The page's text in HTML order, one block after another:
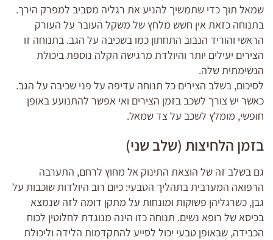
שמאל תוך כדי שתמשיך להניע את רגליה מסביב למפרק הירך.
בתנוחה כזאת אין חשש מלחץ של משקל העובר על העורק
הראשי והוריד הנבוב התחתון כמו בשכיבה על הגב. בתנוחה זו
הצירים יעילים יותר והיולדת מרגישה הקלה נוספת ביכולת
הנשימתית שלה.
לסיכום, בשלב הצירים כל תנוחה עדיפה על פני שכיבה על הגב.
כאשר יש צורך לשכב בזמן הצירים ואי אפשר להתנועע באופן
חופשי, מומלץ לשכב על צד שמאל.
בזמן הלחיצות (שלב שני)
גם בשלב זה של הוצאת התינוק אל מחוץ לרחם, התערבה
הרפואה המערבית בתהליך הטבעי: כיום רוב היולדות שוכבות על
גבן, כשרגליהן פשוקות ומונחות על מתקן דומה לזה שנמצא
בכיסא של רופא נשים. תנוחה כזו הינה מנוגדת לחלוטין לכוח
הכבידה, שבאופן טבעי יכול לסייע להתקדמות הלידה וליכולת